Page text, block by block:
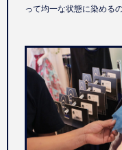
って均一な状態に染める